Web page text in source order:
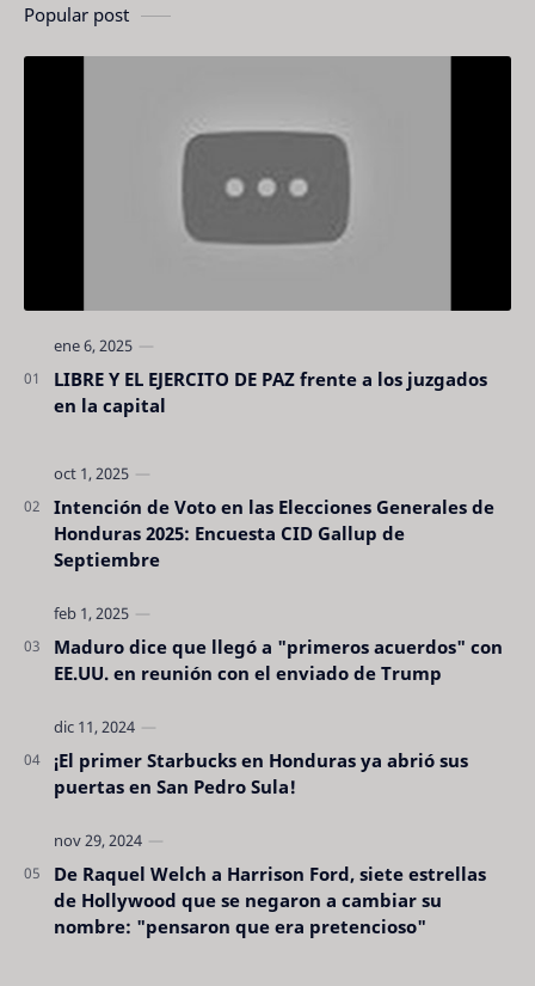
Popular post
LIBRE Y EL EJERCITO DE PAZ frente a los juzgados
en la capital
Intención de Voto en las Elecciones Generales de
Honduras 2025: Encuesta CID Gallup de
Septiembre
Maduro dice que llegó a "primeros acuerdos" con
EE.UU. en reunión con el enviado de Trump
¡El primer Starbucks en Honduras ya abrió sus
puertas en San Pedro Sula!
De Raquel Welch a Harrison Ford, siete estrellas
de Hollywood que se negaron a cambiar su
nombre: "pensaron que era pretencioso"